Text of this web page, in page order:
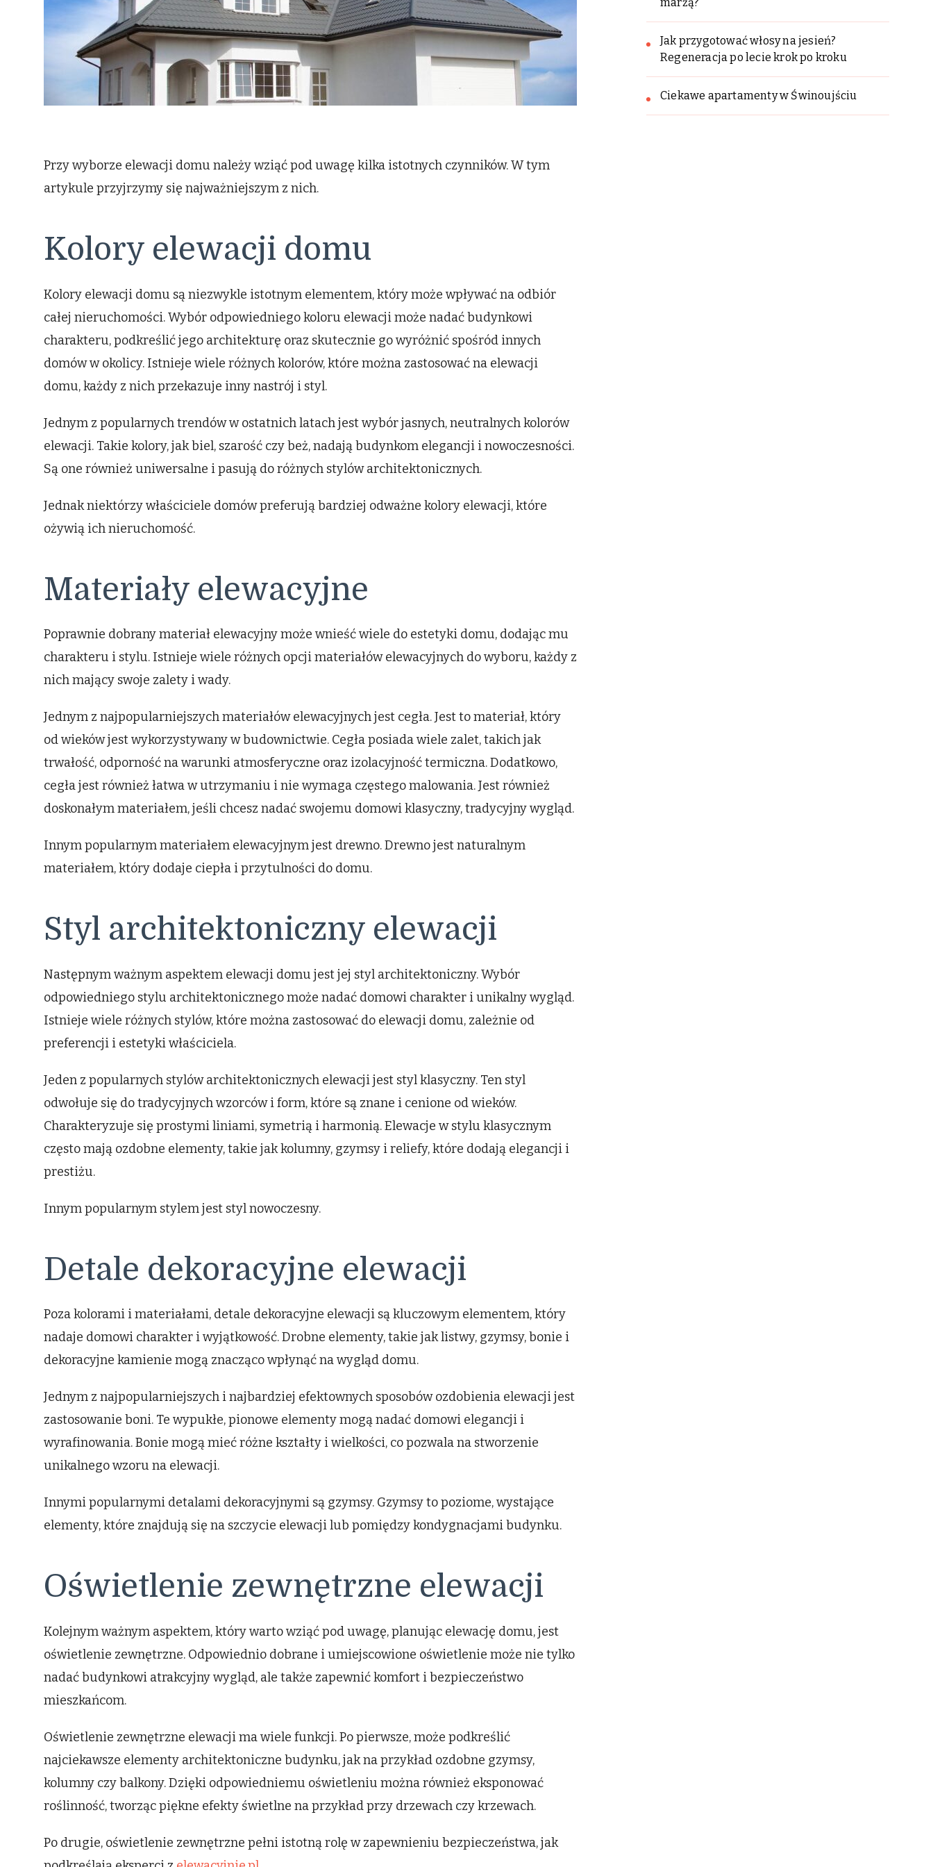
Przy wyborze elewacji domu należy wziąć pod uwagę kilka istotnych czynników. W tym
artykule przyjrzymy się najważniejszym z nich.
Kolory elewacji domu
Kolory elewacji domu są niezwykle istotnym elementem, który może wpływać na odbiór
całej nieruchomości. Wybór odpowiedniego koloru elewacji może nadać budynkowi
charakteru, podkreślić jego architekturę oraz skutecznie go wyróżnić spośród innych
domów w okolicy. Istnieje wiele różnych kolorów, które można zastosować na elewacji
domu, każdy z nich przekazuje inny nastrój i styl.
Jednym z popularnych trendów w ostatnich latach jest wybór jasnych, neutralnych kolorów
elewacji. Takie kolory, jak biel, szarość czy beż, nadają budynkom elegancji i nowoczesności.
Są one również uniwersalne i pasują do różnych stylów architektonicznych.
Jednak niektórzy właściciele domów preferują bardziej odważne kolory elewacji, które
ożywią ich nieruchomość.
Materiały elewacyjne
Poprawnie dobrany materiał elewacyjny może wnieść wiele do estetyki domu, dodając mu
charakteru i stylu. Istnieje wiele różnych opcji materiałów elewacyjnych do wyboru, każdy z
nich mający swoje zalety i wady.
Jednym z najpopularniejszych materiałów elewacyjnych jest cegła. Jest to materiał, który
od wieków jest wykorzystywany w budownictwie. Cegła posiada wiele zalet, takich jak
trwałość, odporność na warunki atmosferyczne oraz izolacyjność termiczna. Dodatkowo,
cegła jest również łatwa w utrzymaniu i nie wymaga częstego malowania. Jest również
doskonałym materiałem, jeśli chcesz nadać swojemu domowi klasyczny, tradycyjny wygląd.
Innym popularnym materiałem elewacyjnym jest drewno. Drewno jest naturalnym
materiałem, który dodaje ciepła i przytulności do domu.
Styl architektoniczny elewacji
Następnym ważnym aspektem elewacji domu jest jej styl architektoniczny. Wybór
odpowiedniego stylu architektonicznego może nadać domowi charakter i unikalny wygląd.
Istnieje wiele różnych stylów, które można zastosować do elewacji domu, zależnie od
preferencji i estetyki właściciela.
Jeden z popularnych stylów architektonicznych elewacji jest styl klasyczny. Ten styl
odwołuje się do tradycyjnych wzorców i form, które są znane i cenione od wieków.
Charakteryzuje się prostymi liniami, symetrią i harmonią. Elewacje w stylu klasycznym
często mają ozdobne elementy, takie jak kolumny, gzymsy i reliefy, które dodają elegancji i
prestiżu.
Innym popularnym stylem jest styl nowoczesny.
Detale dekoracyjne elewacji
Poza kolorami i materiałami, detale dekoracyjne elewacji są kluczowym elementem, który
nadaje domowi charakter i wyjątkowość. Drobne elementy, takie jak listwy, gzymsy, bonie i
dekoracyjne kamienie mogą znacząco wpłynąć na wygląd domu.
Jednym z najpopularniejszych i najbardziej efektownych sposobów ozdobienia elewacji jest
zastosowanie boni. Te wypukłe, pionowe elementy mogą nadać domowi elegancji i
wyrafinowania. Bonie mogą mieć różne kształty i wielkości, co pozwala na stworzenie
unikalnego wzoru na elewacji.
Innymi popularnymi detalami dekoracyjnymi są gzymsy. Gzymsy to poziome, wystające
elementy, które znajdują się na szczycie elewacji lub pomiędzy kondygnacjami budynku.
Oświetlenie zewnętrzne elewacji
Kolejnym ważnym aspektem, który warto wziąć pod uwagę, planując elewację domu, jest
oświetlenie zewnętrzne. Odpowiednio dobrane i umiejscowione oświetlenie może nie tylko
nadać budynkowi atrakcyjny wygląd, ale także zapewnić komfort i bezpieczeństwo
mieszkańcom.
Oświetlenie zewnętrzne elewacji ma wiele funkcji. Po pierwsze, może podkreślić
najciekawsze elementy architektoniczne budynku, jak na przykład ozdobne gzymsy,
kolumny czy balkony. Dzięki odpowiedniemu oświetleniu można również eksponować
roślinność, tworząc piękne efekty świetlne na przykład przy drzewach czy krzewach.
Po drugie, oświetlenie zewnętrzne pełni istotną rolę w zapewnieniu bezpieczeństwa, jak
marżą?
Jak przygotować włosy na jesień?
Regeneracja po lecie krok po kroku
Ciekawe apartamenty w Świnoujściu